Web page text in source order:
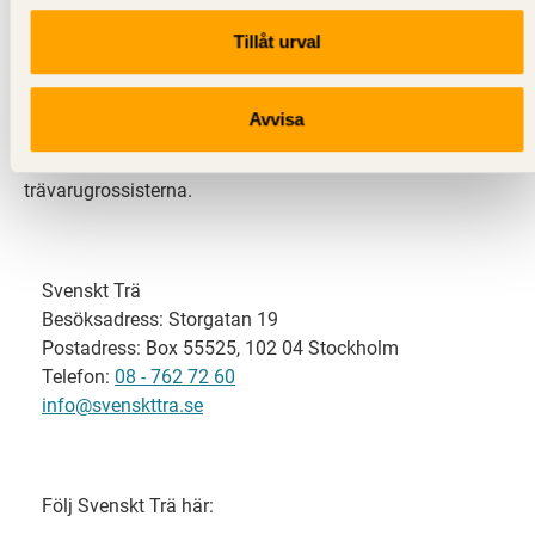
Tillåt urval
Avvisa
Svenskt Trä representerar svensk sågverksindustri
och är en del av branschorganisationen
svensk limträ-, KL-trä- och förpackningsindustri samt
trävarugrossisterna.
Svenskt Trä
Besöksadress: Storgatan 19
Postadress: Box 55525, 102 04 Stockholm
Telefon: 08 - 762 72 60
info@svenskttra.se
Följ Svenskt Trä här: